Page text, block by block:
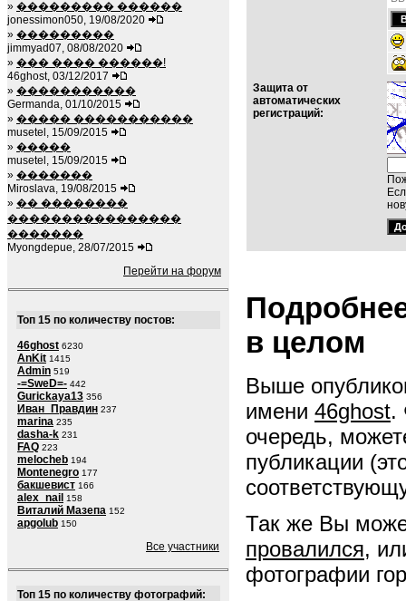
» ��������� ������
jonessimon050, 19/08/2020
» ���������
jimmyad07, 08/08/2020
» ��� ���� ������!
46ghost, 03/12/2017
» �����������
Germanda, 01/10/2015
» ����� �����������
musetel, 15/09/2015
» �����
musetel, 15/09/2015
» �������
Miroslava, 19/08/2015
» �� ��������
����������������
�������
Myongdepue, 28/07/2015
Перейти на форум
Топ 15 по количеству постов:
46ghost 6230
AnKit 1415
Admin 519
-=SweD=- 442
Gurickaya13 356
Иван_Правдин 237
marina 235
dasha-k 231
FAQ 223
melocheb 194
Montenegro 177
бакшевист 166
alex_nail 158
Виталий Мазепа 152
apgolub 150
Все участники
Топ 15 по количеству фотографий:
Защита от
автоматических
регистраций:
в целом
Выше
имени 46ghost.
очередь,
публикации
Так же Вы
провалился,
фотографии